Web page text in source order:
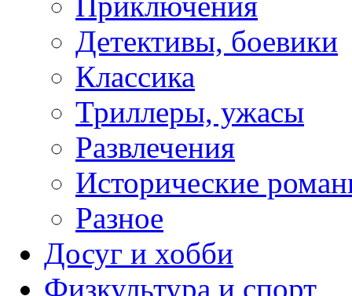
Детективы, боевики
Классика
Триллеры, ужасы
Развлечения
Исторические
Разное
Досуг и хобби
Физкультура и спорт